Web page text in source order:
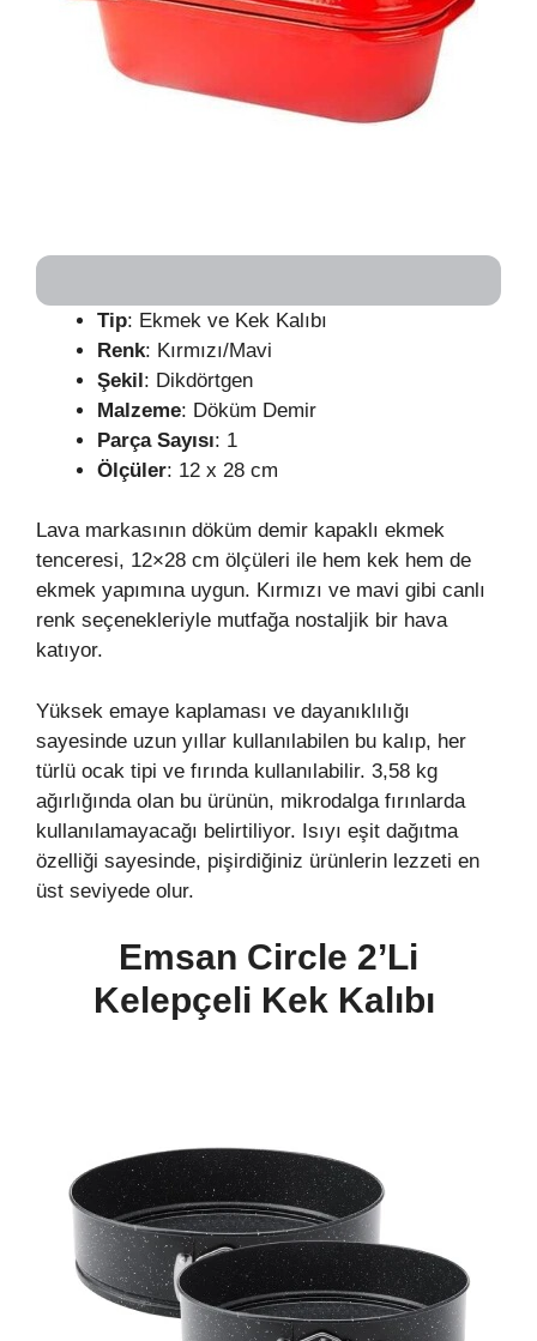
Tip: Ekmek ve Kek Kalıbı
Renk: Kırmızı/Mavi
Şekil: Dikdörtgen
Malzeme: Döküm Demir
Parça Sayısı: 1
Ölçüler: 12 x 28 cm
Lava markasının döküm demir kapaklı ekmek
tenceresi, 12×28 cm ölçüleri ile hem kek hem de
ekmek yapımına uygun. Kırmızı ve mavi gibi canlı
renk seçenekleriyle mutfağa nostaljik bir hava
katıyor.
Yüksek emaye kaplaması ve dayanıklılığı
sayesinde uzun yıllar kullanılabilen bu kalıp, her
türlü ocak tipi ve fırında kullanılabilir. 3,58 kg
ağırlığında olan bu ürünün, mikrodalga fırınlarda
kullanılamayacağı belirtiliyor. Isıyı eşit dağıtma
özelliği sayesinde, pişirdiğiniz ürünlerin lezzeti en
üst seviyede olur.
Emsan Circle 2’Li
Kelepçeli Kek Kalıbı